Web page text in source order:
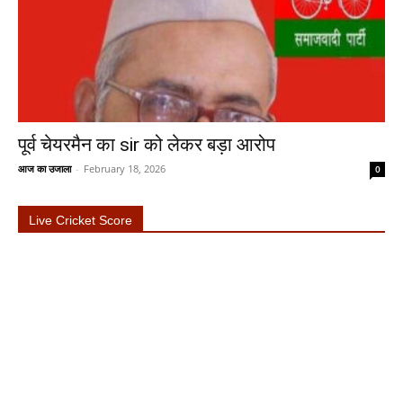
पूर्व चेयरमैन का sir को लेकर बड़ा आरोप
आज का उजाला - February 18, 2026 0
Live Cricket Score